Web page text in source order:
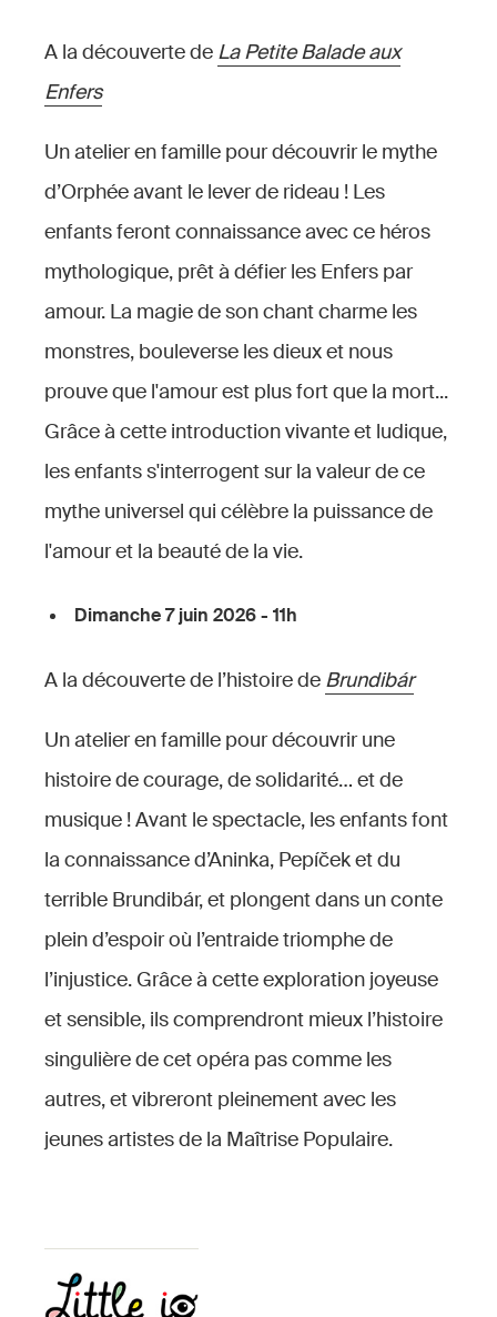
A la découverte de La Petite Balade aux
Enfers
Un atelier en famille pour découvrir le mythe
d’Orphée avant le lever de rideau ! Les
enfants feront connaissance avec ce héros
mythologique, prêt à défier les Enfers par
amour. La magie de son chant charme les
monstres, bouleverse les dieux et nous
prouve que l'amour est plus fort que la mort...
Grâce à cette introduction vivante et ludique,
les enfants s'interrogent sur la valeur de ce
mythe universel qui célèbre la puissance de
l'amour et la beauté de la vie.
Dimanche 7 juin 2026 - 11h
A la découverte de l’histoire de Brundibár
Un atelier en famille pour découvrir une
histoire de courage, de solidarité… et de
musique ! Avant le spectacle, les enfants font
la connaissance d’Aninka, Pepíček et du
terrible Brundibár, et plongent dans un conte
plein d’espoir où l’entraide triomphe de
l’injustice. Grâce à cette exploration joyeuse
et sensible, ils comprendront mieux l’histoire
singulière de cet opéra pas comme les
autres, et vibreront pleinement avec les
jeunes artistes de la Maîtrise Populaire.